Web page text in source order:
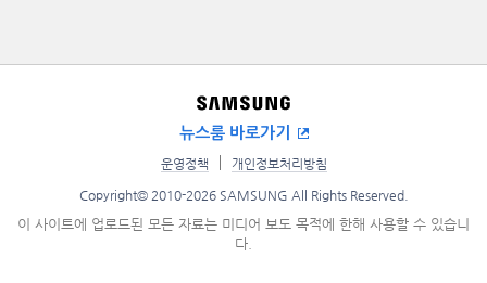
뉴스룸 바로가기
운영정책 개인정보처리방침
Copyright© 2010-2026 SAMSUNG All Rights Reserved.
이 사이트에 업로드된 모든 자료는 미디어 보도 목적에 한해 사용할 수 있습니
다.